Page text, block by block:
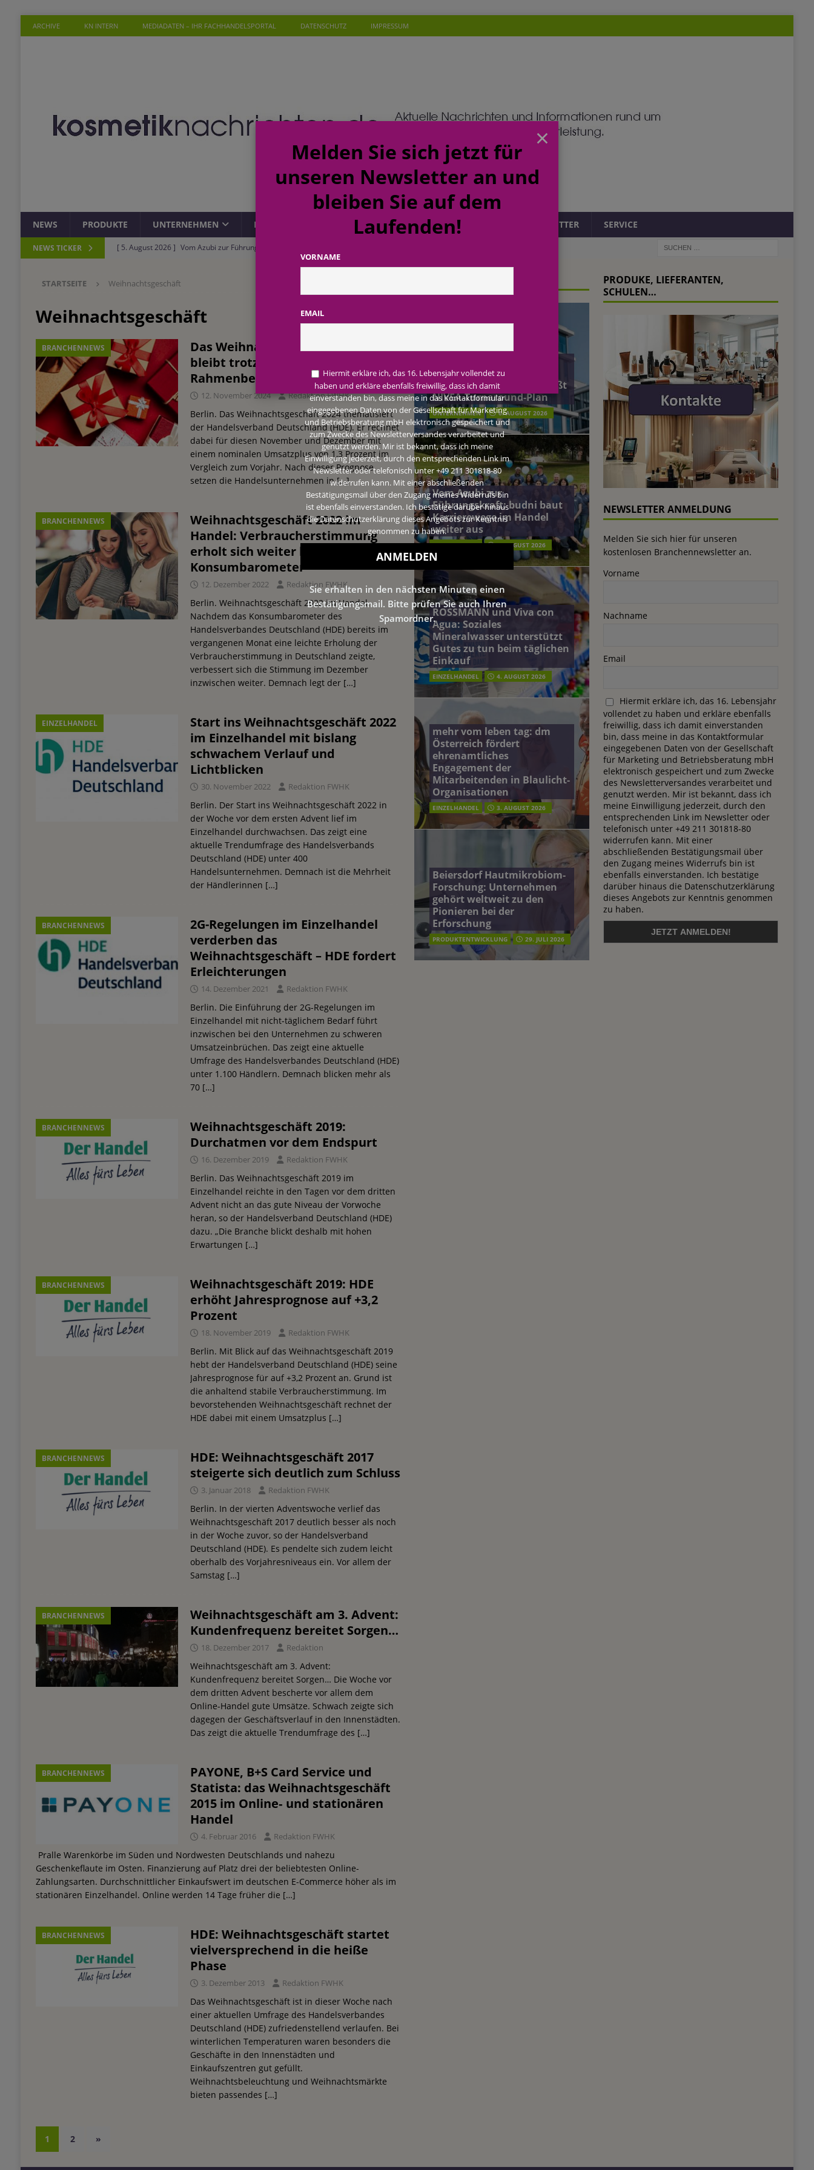
ARCHIVE KN INTERN MEDIADATEN – IHR FACHHANDELSPORTAL DATENSCHUTZ IMPRESSUM
NEWS PRODUKTE UNTERNEHMEN PERSONEN TERMINE KOMMENTAR NEWSLETTER SERVICE
NEWS TICKER [ 5. August 2026 ] Vom Azubi zur Führungskraft: budni baut Karrierewege im Handel weiter aus
ROSSMANN und Viva con Agua: Soziales Mineralwasser unterstützt Gutes zu tun beim täglichen
Einkauf
EINZELHANDEL
[ 3. August 2026 ]
mehr vom leben tag: dm Österreich fördert ehrenamtliches Engagement der Mitarbeitenden in
Blaulicht-Organisationen
[ 29. Juli 2026 ]
Beiersdorf Hautmikrobiom-Forschung: Unternehmen gehört weltweit zu den Pionieren bei der
Erforschung
PRODUKTENTWICKLUNG
[ 6. August 2026 ]
Beiersdorf Jahresgeschäft 2026: Konzern passt Prognose an und beschließt NIVEA-Turnaround-Plan
UNTERNEHMEN
STARTSEITE Weihnachtsgeschäft
Weihnachtsgeschäft
BRANCHENNEWS
Das Weihnachtsgeschäft 2024
bleibt trotz schwieriger
Rahmenbedingungen stabil
12. November 2024 Redaktion FWHK
Berlin. Das Weihnachtsgeschäft 2024 thematisiert
der Handelsverband Deutschland (HDE). Er rechnet
dabei für diesen November und Dezember mit
einem nominalen Umsatzplus von 1,3 Prozent im
Vergleich zum Vorjahr. Nach dieser Prognose
setzen die Handelsunternehmen in[…]
BRANCHENNEWS
Weihnachtsgeschäft 2022 im
Handel: Verbraucherstimmung
erholt sich weiter laut HDE-
Konsumbarometer
12. Dezember 2022 Redaktion FWHK
Berlin. Weihnachtsgeschäft 2022 im Handel.
Nachdem das Konsumbarometer des
Handelsverbandes Deutschland (HDE) bereits im
vergangenen Monat eine leichte Erholung der
Verbraucherstimmung in Deutschland zeigte,
verbessert sich die Stimmung im Dezember
inzwischen weiter. Demnach legt der […]
EINZELHANDEL
Start ins Weihnachtsgeschäft 2022
im Einzelhandel mit bislang
schwachem Verlauf und
Lichtblicken
30. November 2022 Redaktion FWHK
Berlin. Der Start ins Weihnachtsgeschäft 2022 in
der Woche vor dem ersten Advent lief im
Einzelhandel durchwachsen. Das zeigt eine
aktuelle Trendumfrage des Handelsverbands
Deutschland (HDE) unter 400
Handelsunternehmen. Demnach ist die Mehrheit
der Händlerinnen […]
BRANCHENNEWS
2G-Regelungen im Einzelhandel
verderben das
Weihnachtsgeschäft – HDE fordert
Erleichterungen
14. Dezember 2021 Redaktion FWHK
Berlin. Die Einführung der 2G-Regelungen im
Einzelhandel mit nicht-täglichem Bedarf führt
inzwischen bei den Unternehmen zu schweren
Umsatzeinbrüchen. Das zeigt eine aktuelle
Umfrage des Handelsverbandes Deutschland (HDE)
unter 1.100 Händlern. Demnach blicken mehr als
70 […]
BRANCHENNEWS
Weihnachtsgeschäft 2019:
Durchatmen vor dem Endspurt
16. Dezember 2019 Redaktion FWHK
Berlin. Das Weihnachtsgeschäft 2019 im
Einzelhandel reichte in den Tagen vor dem dritten
Advent nicht an das gute Niveau der Vorwoche
heran, so der Handelsverband Deutschland (HDE)
dazu. „Die Branche blickt deshalb mit hohen
Erwartungen […]
BRANCHENNEWS
Weihnachtsgeschäft 2019: HDE
erhöht Jahresprognose auf +3,2
Prozent
18. November 2019 Redaktion FWHK
Berlin. Mit Blick auf das Weihnachtsgeschäft 2019
hebt der Handelsverband Deutschland (HDE) seine
Jahresprognose für auf +3,2 Prozent an. Grund ist
die anhaltend stabile Verbraucherstimmung. Im
bevorstehenden Weihnachtsgeschäft rechnet der
HDE dabei mit einem Umsatzplus […]
BRANCHENNEWS
HDE: Weihnachtsgeschäft 2017
steigerte sich deutlich zum Schluss
3. Januar 2018 Redaktion FWHK
Berlin. In der vierten Adventswoche verlief das
Weihnachtsgeschäft 2017 deutlich besser als noch
in der Woche zuvor, so der Handelsverband
Deutschland (HDE). Es pendelte sich zudem leicht
oberhalb des Vorjahresniveaus ein. Vor allem der
Samstag […]
BRANCHENNEWS
Weihnachtsgeschäft am 3. Advent:
Kundenfrequenz bereitet Sorgen…
18. Dezember 2017 Redaktion
Weihnachtsgeschäft am 3. Advent:
Kundenfrequenz bereitet Sorgen… Die Woche vor
dem dritten Advent bescherte vor allem dem
Online-Handel gute Umsätze. Schwach zeigte sich
dagegen der Geschäftsverlauf in den Innenstädten.
Das zeigt die aktuelle Trendumfrage des […]
BRANCHENNEWS
PAYONE, B+S Card Service und
Statista: das Weihnachtsgeschäft
2015 im Online‐ und stationären
Handel
4. Februar 2016 Redaktion FWHK
Pralle Warenkörbe im Süden und Nordwesten Deutschlands und nahezu
Geschenkeflaute im Osten. Finanzierung auf Platz drei der beliebtesten Online-
Zahlungsarten. Durchschnittlicher Einkaufswert im deutschen E-Commerce höher als im
stationären Einzelhandel. Online werden 14 Tage früher die […]
BRANCHENNEWS
HDE: Weihnachtsgeschäft startet
vielversprechend in die heiße
Phase
3. Dezember 2013 Redaktion FWHK
Das Weihnachtsgeschäft ist in dieser Woche nach
einer aktuellen Umfrage des Handelsverbandes
Deutschland (HDE) zufriedenstellend verlaufen. Bei
winterlichen Temperaturen waren besonders die
Geschäfte in den Innenstädten und
Einkaufszentren gut gefüllt.
Weihnachtsbeleuchtung und Weihnachtsmärkte
bieten passendes […]
1 2 »
2026: Konzern passt
Prognose an und beschließt
NIVEA-Turnaround-Plan
UNTERNEHMEN 6. AUGUST 2026
Vom Azubi zur
Führungskraft: budni baut
Karrierewege im Handel
weiter aus
EINZELHANDEL 5. AUGUST 2026
ROSSMANN und Viva con
Agua: Soziales
Mineralwasser unterstützt
Gutes zu tun beim täglichen
Einkauf
EINZELHANDEL 4. AUGUST 2026
mehr vom leben tag: dm
Österreich fördert
ehrenamtliches
Engagement der
Mitarbeitenden in Blaulicht-
Organisationen
EINZELHANDEL 3. AUGUST 2026
Beiersdorf Hautmikrobiom-
Forschung: Unternehmen
gehört weltweit zu den
Pionieren bei der
Erforschung
PRODUKTENTWICKLUNG 29. JULI 2026
PRODUKE, LIEFERANTEN,
SCHULEN…
NEWSLETTER ANMELDUNG
Melden Sie sich hier für unseren
kostenlosen Branchennewsletter an.
Vorname
Nachname
Email
Hiermit erkläre ich, das 16. Lebensjahr
vollendet zu haben und erkläre ebenfalls
freiwillig, dass ich damit einverstanden
bin, dass meine in das Kontaktformular
eingegebenen Daten von der Gesellschaft
für Marketing und Betriebsberatung mbH
elektronisch gespeichert und zum Zwecke
des Newsletterversandes verarbeitet und
genutzt werden. Mir ist bekannt, dass ich
meine Einwilligung jederzeit, durch den
entsprechenden Link im Newsletter oder
telefonisch unter +49 211 301818-80
widerrufen kann. Mit einer
abschließenden Bestätigungsmail über
den Zugang meines Widerrufs bin ist
ebenfalls einverstanden. Ich bestätige
darüber hinaus die Datenschutzerklärung
dieses Angebots zur Kenntnis genommen
zu haben.
×
Melden Sie sich jetzt für
unseren Newsletter an und
bleiben Sie auf dem
Laufenden!
VORNAME
EMAIL
Hiermit erkläre ich, das 16. Lebensjahr vollendet zu
haben und erkläre ebenfalls freiwillig, dass ich damit
einverstanden bin, dass meine in das Kontaktformular
eingegebenen Daten von der Gesellschaft für Marketing
und Betriebsberatung mbH elektronisch gespeichert und
zum Zwecke des Newsletterversandes verarbeitet und
genutzt werden. Mir ist bekannt, dass ich meine
Einwilligung jederzeit, durch den entsprechenden Link im
Newsletter oder telefonisch unter +49 211 301818-80
widerrufen kann. Mit einer abschließenden
Bestätigungsmail über den Zugang meines Widerrufs bin
ist ebenfalls einverstanden. Ich bestätige darüber hinaus
die Datenschutzerklärung dieses Angebots zur Kenntnis
genommen zu haben.
Sie erhalten in den nächsten Minuten einen
Bestätigungsmail. Bitte prüfen Sie auch Ihren
Spamordner.